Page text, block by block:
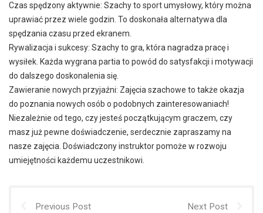
Czas spędzony aktywnie: Szachy to sport umysłowy, który można
uprawiać przez wiele godzin. To doskonała alternatywa dla
spędzania czasu przed ekranem.
Rywalizacja i sukcesy: Szachy to gra, która nagradza pracę i
wysiłek. Każda wygrana partia to powód do satysfakcji i motywacji
do dalszego doskonalenia się.
Zawieranie nowych przyjaźni: Zajęcia szachowe to także okazja
do poznania nowych osób o podobnych zainteresowaniach!
Niezależnie od tego, czy jesteś początkującym graczem, czy
masz już pewne doświadczenie, serdecznie zapraszamy na
nasze zajęcia. Doświadczony instruktor pomoże w rozwoju
umiejętności każdemu uczestnikowi.
Previous Post Next Post